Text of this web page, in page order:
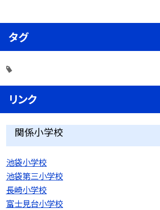
タグ
リンク
関係小学校
池袋小学校
池袋第三小学校
長崎小学校
富士見台小学校